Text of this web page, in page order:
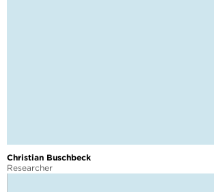
Christian Buschbeck
Researcher